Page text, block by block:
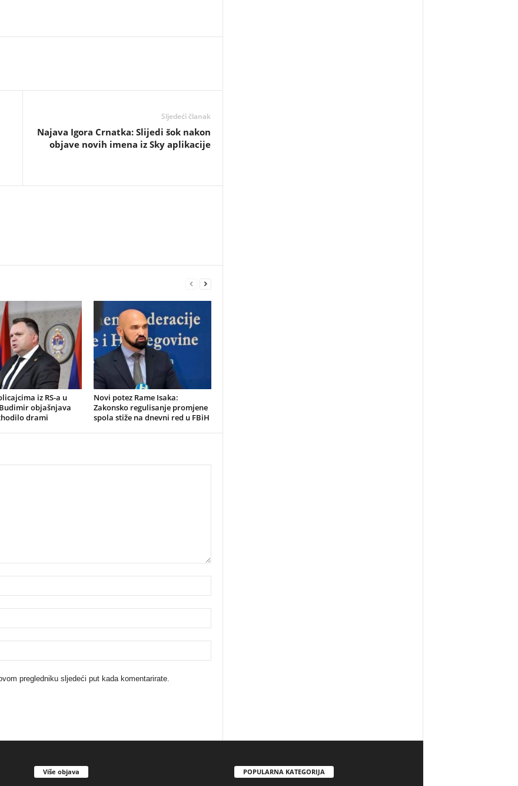
Sljedeći članak
​Najava Igora Crnatka: Slijedi šok nakon
objave novih imena iz Sky aplikacije
iz RS-a u
objašnjava
drami
Novi potez Rame Isaka:
Zakonsko regulisanje promjene
spola stiže na dnevni red u FBiH
pregledniku sljedeći put kada komentarirate.
Više objava POPULARNA KATEGORIJA